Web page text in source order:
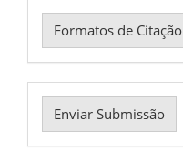
Formatos de Citação
Enviar
Submissão
Enviar Submissão